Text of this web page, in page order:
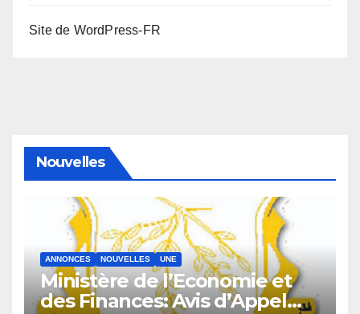
Site de WordPress-FR
Nouvelles
ANNONCES NOUVELLES UNE
Ministère de l’Economie et
des Finances: Avis d’Appel